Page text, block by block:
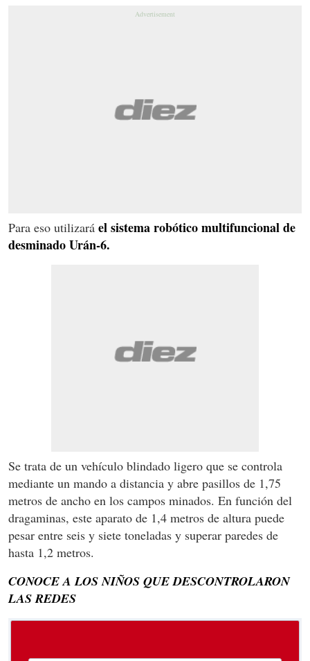
Para eso utilizará el sistema robótico multifuncional de
desminado Urán-6.
Se trata de un vehículo blindado ligero que se controla
mediante un mando a distancia y abre pasillos de 1,75
metros de ancho en los campos minados. En función del
dragaminas, este aparato de 1,4 metros de altura puede
pesar entre seis y siete toneladas y superar paredes de
hasta 1,2 metros.
CONOCE A LOS NIÑOS QUE DESCONTROLARON
LAS REDES